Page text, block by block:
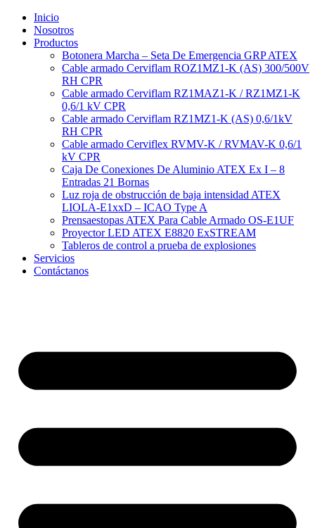
contenido
Inicio
Nosotros
Productos
Botonera Marcha – Seta De Emergencia GRP ATEX
Cable armado Cerviflam ROZ1MZ1-K (AS) 300/500V
RH CPR
Cable armado Cerviflam RZ1MAZ1-K / RZ1MZ1-K
0,6/1 kV CPR
Cable armado Cerviflam RZ1MZ1-K (AS) 0,6/1kV
RH CPR
Cable armado Cerviflex RVMV-K / RVMAV-K 0,6/1
kV CPR
Caja De Conexiones De Aluminio ATEX Ex I – 8
Entradas 21 Bornas
Luz roja de obstrucción de baja intensidad ATEX
LIOLA-E1xxD – ICAO Type A
Prensaestopas ATEX Para Cable Armado OS-E1UF
Proyector LED ATEX E8820 ExSTREAM
Tableros de control a prueba de explosiones
Servicios
Contáctanos